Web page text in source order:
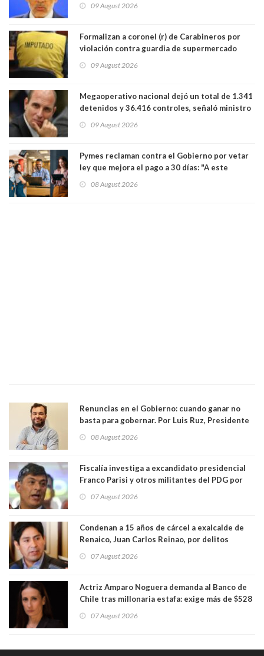
Lo Espejo
09 August 2026
Formalizan a coronel (r) de Carabineros por
violación contra guardia de supermercado
09 August 2026
Megaoperativo nacional dejó un total de 1.341
detenidos y 36.416 controles, señaló ministro
09 August 2026
Pymes reclaman contra el Gobierno por vetar
ley que mejora el pago a 30 días: "A este
medianas empresas"
08 August 2026
Renuncias en el Gobierno: cuando ganar no
basta para gobernar. Por Luis Ruz, Presidente
08 August 2026
Fiscalía investiga a excandidato presidencial
Franco Parisi y otros militantes del PDG por
07 August 2026
Condenan a 15 años de cárcel a exalcalde de
Renaico, Juan Carlos Reinao, por delitos
07 August 2026
Actriz Amparo Noguera demanda al Banco de
Chile tras millonaria estafa: exige más de $528
07 August 2026